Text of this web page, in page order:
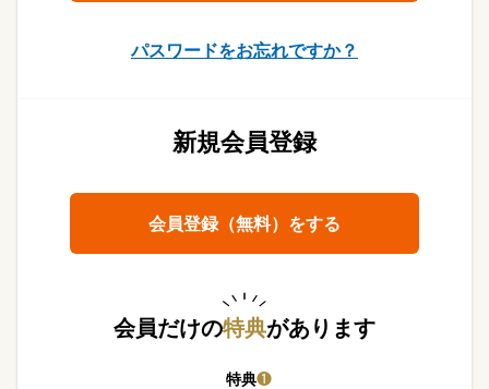
パスワードをお忘れですか？
新規会員登録
会員登録（無料）をする
会員だけの特典があります
特典❶